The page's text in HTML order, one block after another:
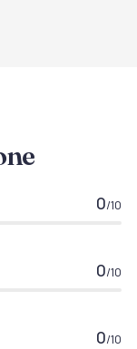
0/10
0/10
0/10